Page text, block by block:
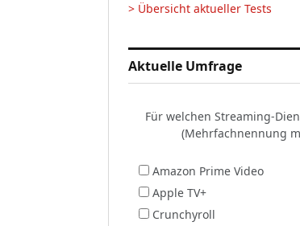
> Übersicht aktueller Tests
Aktuelle Umfrage
Für welchen Streaming-
(Mehrfachnennung
Amazon Prime Video
Apple TV+
Crunchyroll